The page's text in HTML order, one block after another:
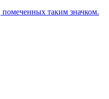
таким значком.